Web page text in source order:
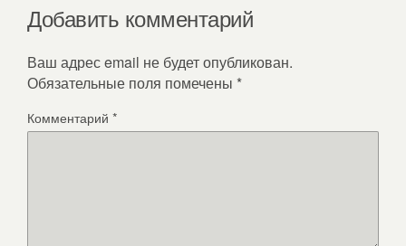
Добавить комментарий
Ваш адрес email не будет опубликован.
Обязательные поля помечены *
Комментарий *